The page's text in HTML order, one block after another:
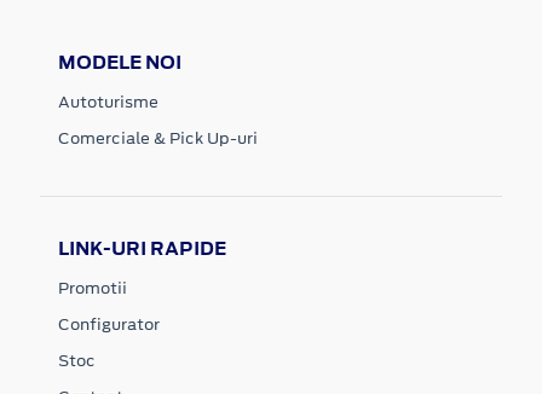
MODELE NOI
Autoturisme
Comerciale & Pick Up-uri
LINK-URI RAPIDE
Promotii
Configurator
Stoc